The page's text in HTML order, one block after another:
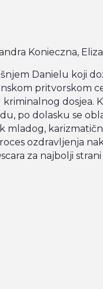
Konieczna,
Danielu koji
pritvorskom
dosjea.
po dolasku se
mladog,
ozdravljenja
za najbolji